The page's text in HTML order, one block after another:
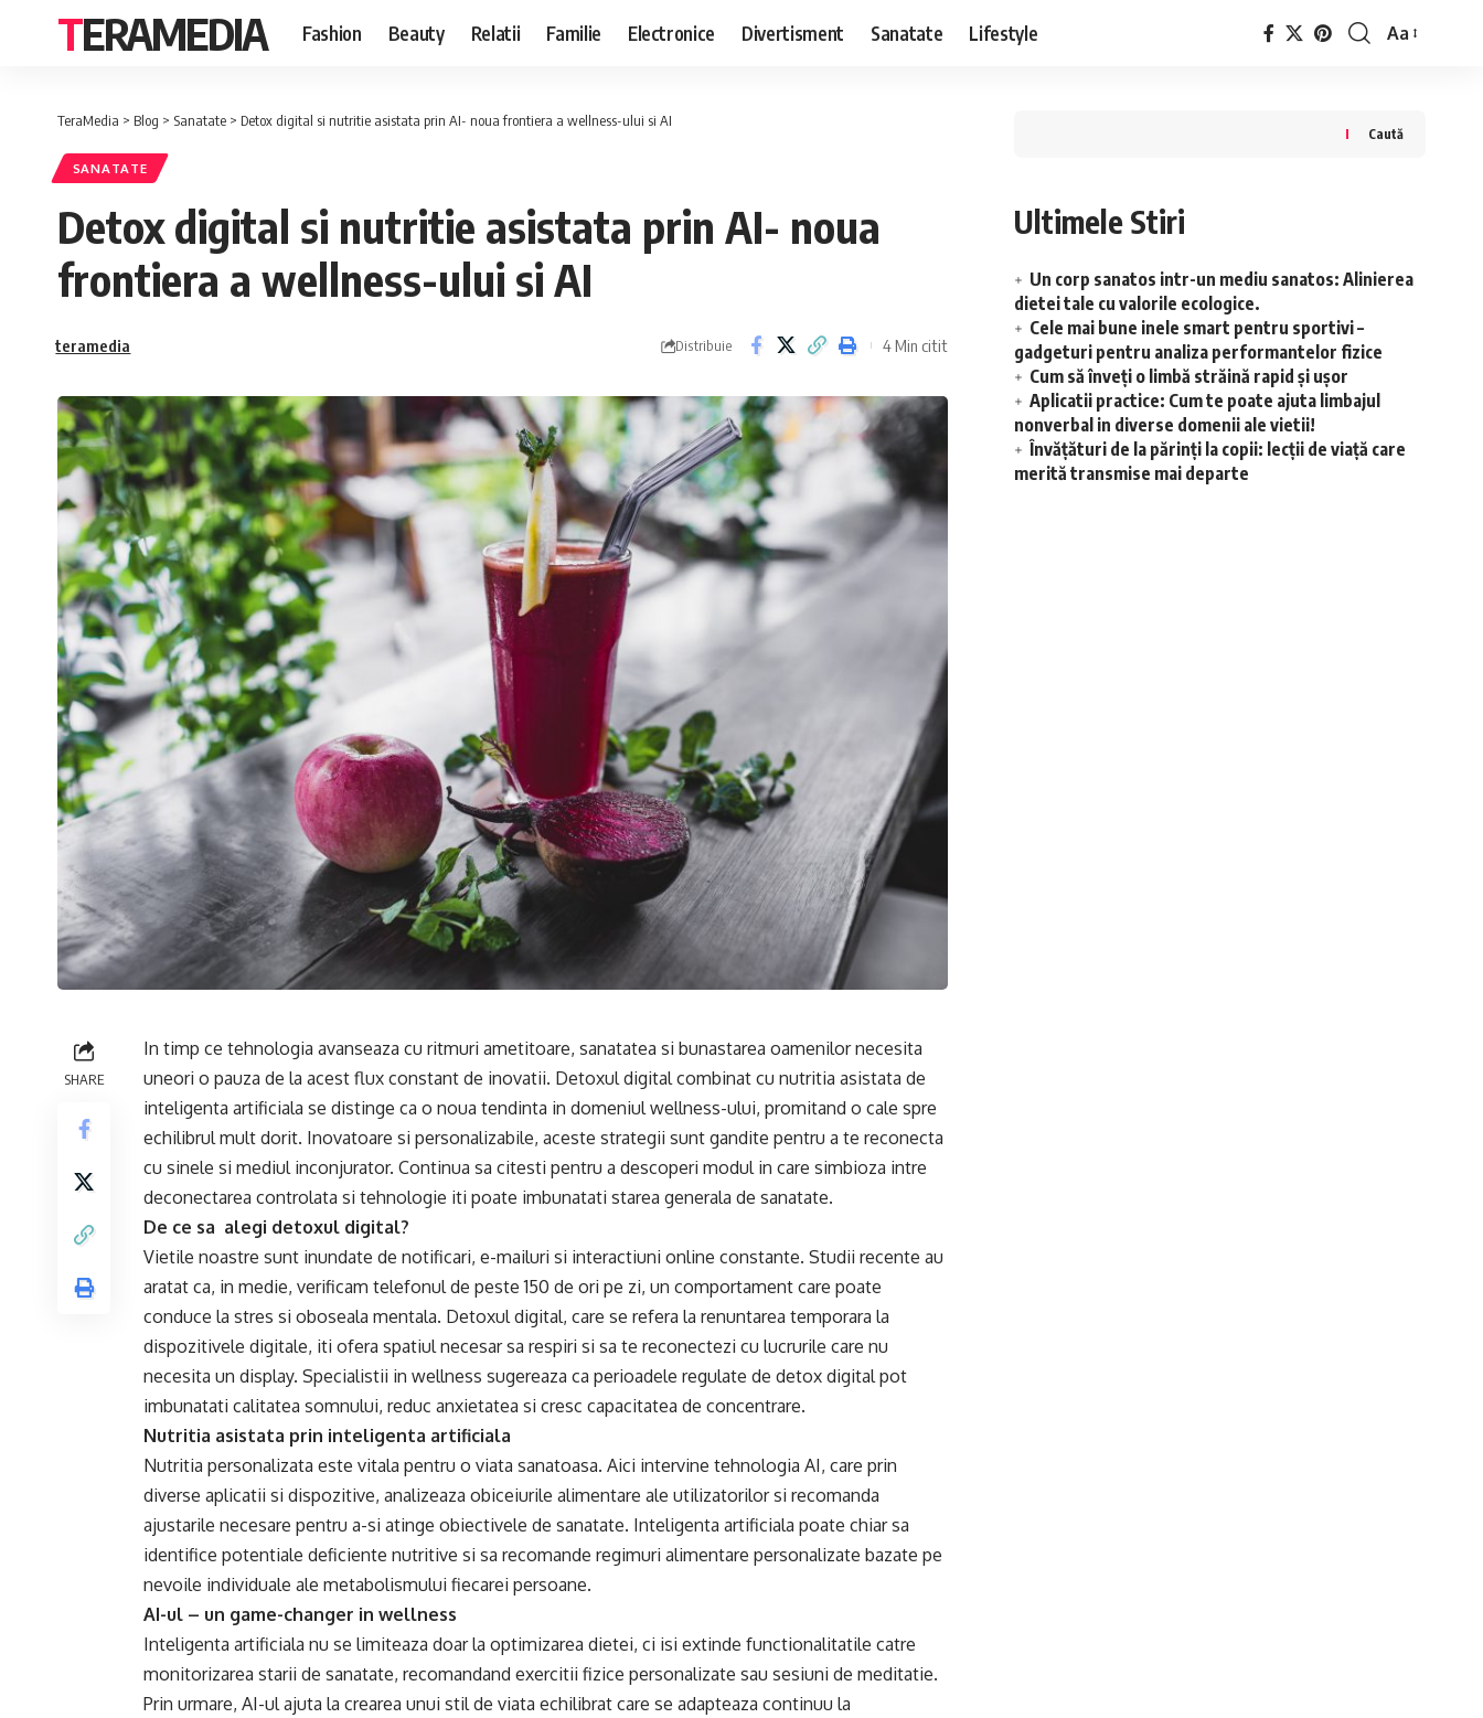
TERAMEDIA Fashion Beauty Relatii Familie Electronice Divertisment Sanatate Lifestyle
Font
Aa
TeraMedia > Blog > Sanatate > Detox digital si nutritie asistata prin AI- noua frontiera a wellness-ului si AI
SANATATE
Detox digital si nutritie asistata prin AI- noua
frontiera a wellness-ului si AI
teramedia Distribuie 4 Min citit
SHARE
In timp ce tehnologia avanseaza cu ritmuri ametitoare, sanatatea si bunastarea oamenilor necesita
uneori o pauza de la acest flux constant de inovatii. Detoxul digital combinat cu nutritia asistata de
inteligenta artificiala se distinge ca o noua tendinta in domeniul wellness-ului, promitand o cale spre
echilibrul mult dorit. Inovatoare si personalizabile, aceste strategii sunt gandite pentru a te reconecta
cu sinele si mediul inconjurator. Continua sa citesti pentru a descoperi modul in care simbioza intre
deconectarea controlata si tehnologie iti poate imbunatati starea generala de sanatate.
De ce sa alegi detoxul digital?
Vietile noastre sunt inundate de notificari, e-mailuri si interactiuni online constante. Studii recente au
aratat ca, in medie, verificam telefonul de peste 150 de ori pe zi, un comportament care poate
conduce la stres si oboseala mentala. Detoxul digital, care se refera la renuntarea temporara la
dispozitivele digitale, iti ofera spatiul necesar sa respiri si sa te reconectezi cu lucrurile care nu
necesita un display. Specialistii in wellness sugereaza ca perioadele regulate de detox digital pot
imbunatati calitatea somnului, reduc anxietatea si cresc capacitatea de concentrare.
Nutritia asistata prin inteligenta artificiala
Nutritia personalizata este vitala pentru o viata sanatoasa. Aici intervine tehnologia AI, care prin
diverse aplicatii si dispozitive, analizeaza obiceiurile alimentare ale utilizatorilor si recomanda
ajustarile necesare pentru a-si atinge obiectivele de sanatate. Inteligenta artificiala poate chiar sa
identifice potentiale deficiente nutritive si sa recomande regimuri alimentare personalizate bazate pe
nevoile individuale ale metabolismului fiecarei persoane.
AI-ul – un game-changer in wellness
Inteligenta artificiala nu se limiteaza doar la optimizarea dietei, ci isi extinde functionalitatile catre
monitorizarea starii de sanatate, recomandand exercitii fizice personalizate sau sesiuni de meditatie.
Prin urmare, AI-ul ajuta la crearea unui stil de viata echilibrat care se adapteaza continuu la
Caută
Ultimele Stiri
Un corp sanatos intr-un mediu sanatos: Alinierea
dietei tale cu valorile ecologice.
Cele mai bune inele smart pentru sportivi –
gadgeturi pentru analiza performantelor fizice
Cum să înveţi o limbă străină rapid şi uşor
Aplicatii practice: Cum te poate ajuta limbajul
nonverbal in diverse domenii ale vietii!
Învățături de la părinți la copii: lecții de viață care
merită transmise mai departe